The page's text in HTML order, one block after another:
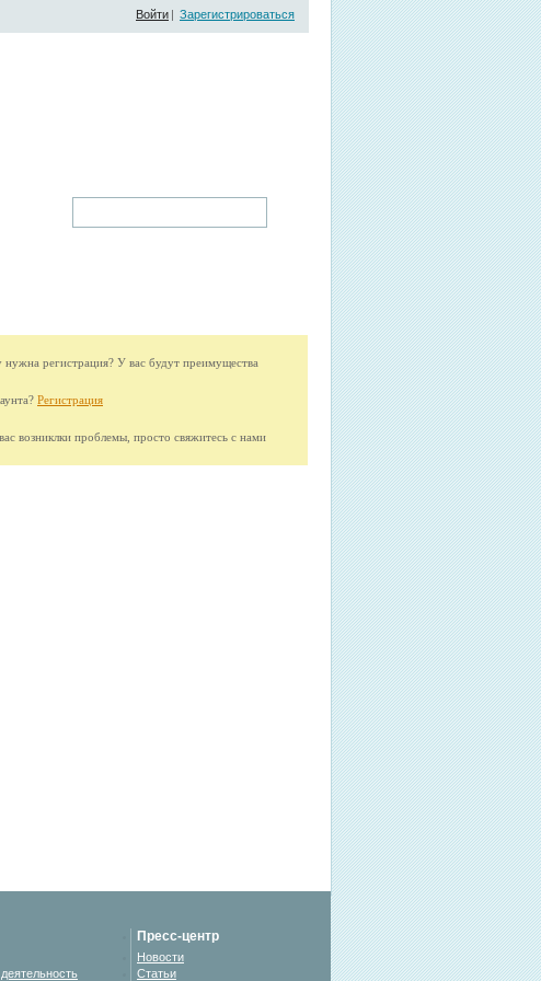
Войти | Зарегистрироваться
регистрация? У вас будут преимущества
Регистрация
возниклки проблемы, просто свяжитесь с нами
Пресс-центр
Новости
Статьи